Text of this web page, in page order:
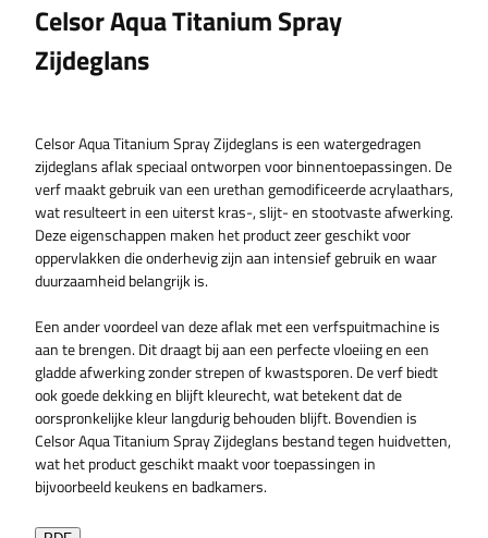
Celsor Aqua Titanium Spray
Zijdeglans
Celsor Aqua Titanium Spray Zijdeglans is een watergedragen
zijdeglans aflak speciaal ontworpen voor binnentoepassingen. De
verf maakt gebruik van een urethan gemodificeerde acrylaathars,
wat resulteert in een uiterst kras-, slijt- en stootvaste afwerking.
Deze eigenschappen maken het product zeer geschikt voor
oppervlakken die onderhevig zijn aan intensief gebruik en waar
duurzaamheid belangrijk is.
Een ander voordeel van deze aflak met een verfspuitmachine is
aan te brengen. Dit draagt bij aan een perfecte vloeiing en een
gladde afwerking zonder strepen of kwastsporen. De verf biedt
ook goede dekking en blijft kleurecht, wat betekent dat de
oorspronkelijke kleur langdurig behouden blijft. Bovendien is
Celsor Aqua Titanium Spray Zijdeglans bestand tegen huidvetten,
wat het product geschikt maakt voor toepassingen in
bijvoorbeeld keukens en badkamers.